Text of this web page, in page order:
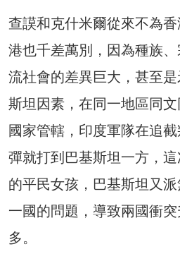
查謨和克什米爾從來不為
港也千差萬別，因為種族
流社會的差異巨大，甚至
斯坦因素，在同一地區同
國家管轄，印度軍隊在追
彈就打到巴基斯坦一方，
的平民女孩，巴基斯坦又
一國的問題，導致兩國衝
多。